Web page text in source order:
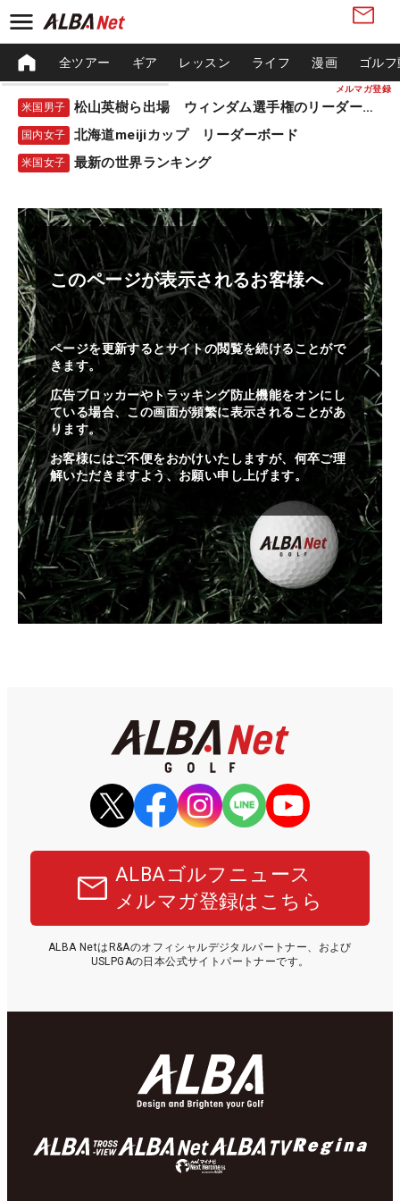
メルマガ登録
全ツアー ギア レッスン ライフ 漫画 ゴル
米国男子 松山英樹ら出場 ウィンダム選手権のリーダーボード
国内女子 北海道meijiカップ リーダーボード
米国女子 最新の世界ランキング
このページが表示されるお客様へ
ページを更新するとサイトの閲覧を続けることがで
きます。
広告ブロッカーやトラッキング防止機能をオンにし
ている場合、この画面が頻繁に表示されることがあ
ります。
お客様にはご不便をおかけいたしますが、何卒ご理
解いただきますよう、お願い申し上げます。
ALBAゴルフニュース
メルマガ登録はこちら
ALBA NetはR&Aのオフィシャルデジタルパートナー、および
USLPGAの日本公式サイトパートナーです。